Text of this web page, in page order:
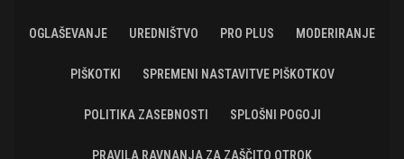
OGLAŠEVANJE UREDNIŠTVO PRO PLUS MODERIRANJE
PIŠKOTKI SPREMENI NASTAVITVE PIŠKOTKOV
POLITIKA ZASEBNOSTI SPLOŠNI POGOJI
PRAVILA RAVNANJA ZA ZAŠČITO OTROK